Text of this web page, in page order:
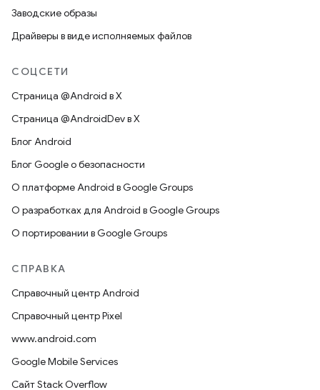
Заводские образы
Драйверы в виде исполняемых файлов
СОЦСЕТИ
Страница @Android в X
Страница @AndroidDev в X
Блог Android
Блог Google о безопасности
О платформе Android в Google Groups
О разработках для Android в Google Groups
О портировании в Google Groups
СПРАВКА
Справочный центр Android
Справочный центр Pixel
www.android.com
Google Mobile Services
Сайт Stack Overflow